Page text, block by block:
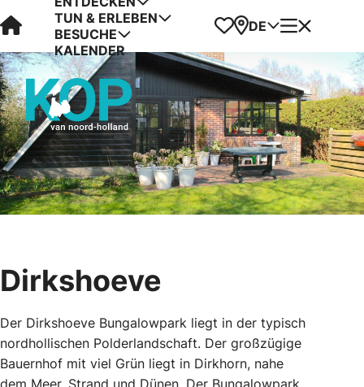
Visit Kop van Holland
TUN & ERLEBEN
BESUCHE
KALENDER
Favoriten
Karte
DE Menü
Dirkshoeve
Der Dirkshoeve Bungalowpark liegt in der typisch
nordhollischen Polderlandschaft. Der großzügige
Bauernhof mit viel Grün liegt in Dirkhorn, nahe
dem Meer, Strand und Dünen. Der Bungalowpark